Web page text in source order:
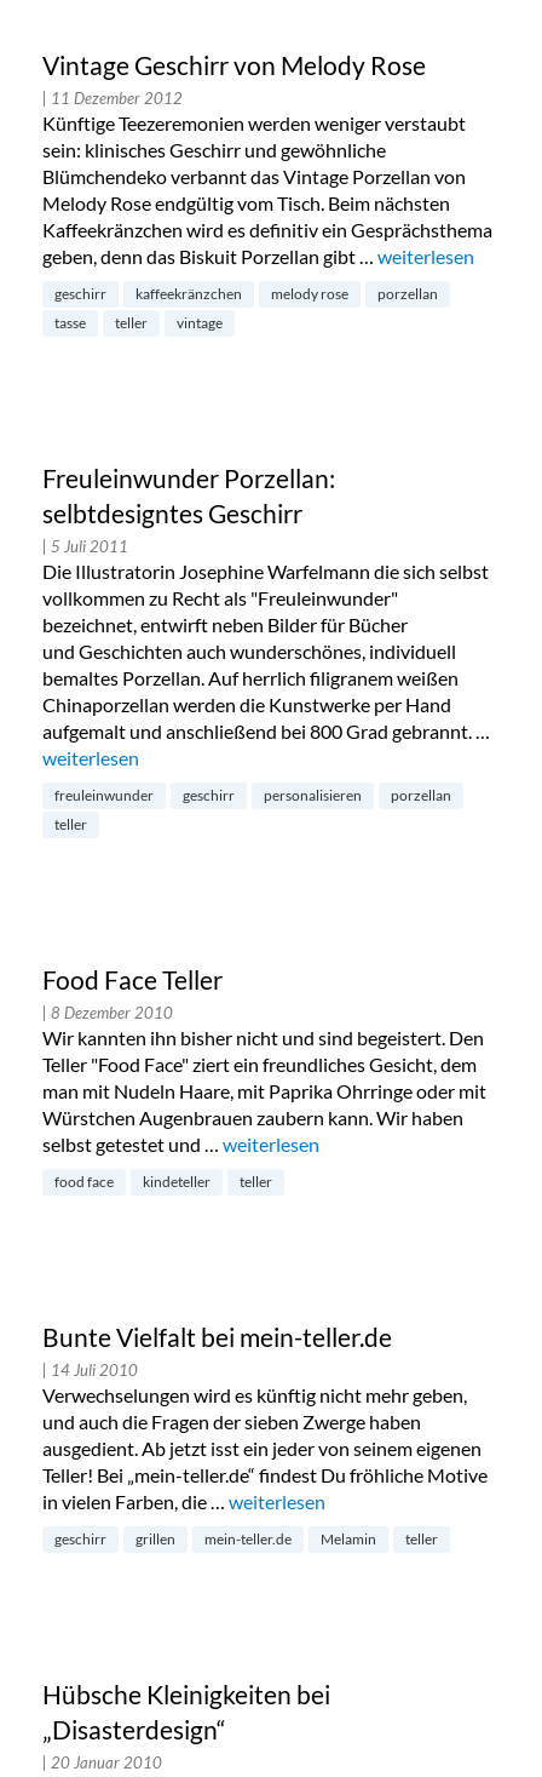
Vintage Geschirr von Melody Rose
| 11 Dezember 2012
Künftige Teezeremonien werden weniger verstaubt
sein: klinisches Geschirr und gewöhnliche
Blümchendeko verbannt das Vintage Porzellan von
Melody Rose endgültig vom Tisch. Beim nächsten
Kaffeekränzchen wird es definitiv ein Gesprächsthema
geben, denn das Biskuit Porzellan gibt … „Vintage Geschirr
weiterlesen
geschirr kaffeekränzchen melody rose
porzellan
tasse
teller vintage
Freuleinwunder Porzellan:
selbtdesigntes Geschirr
| 5 Juli 2011
Die Illustratorin Josephine Warfelmann die sich selbst
vollkommen zu Recht als "Freuleinwunder"
bezeichnet, entwirft neben Bilder für Bücher
und Geschichten auch wunderschönes, individuell
bemaltes Porzellan. Auf herrlich filigranem weißen
Chinaporzellan werden die Kunstwerke per Hand
aufgemalt und anschließend bei 800 Grad gebrannt. …
„Freuleinwunder Porzellan: selbtdesigntes Geschirr“
weiterlesen
freuleinwunder geschirr personalisieren
porzellan
teller
Food Face Teller
| 8 Dezember 2010
Wir kannten ihn bisher nicht und sind begeistert. Den
Teller "Food Face" ziert ein freundliches Gesicht, dem
man mit Nudeln Haare, mit Paprika Ohrringe oder mit
Würstchen Augenbrauen zaubern kann. Wir haben
selbst getestet und … „Food Face Teller“
weiterlesen
food face kindeteller teller
Bunte Vielfalt bei mein-teller.de
| 14 Juli 2010
Verwechselungen wird es künftig nicht mehr geben,
und auch die Fragen der sieben Zwerge haben
ausgedient. Ab jetzt isst ein jeder von seinem eigenen
Teller! Bei „mein-teller.de“ findest Du fröhliche Motive
in vielen Farben, die … „Bunte Vielfalt bei mein-teller.de“
weiterlesen
geschirr grillen mein-teller.de Melamin teller
Hübsche Kleinigkeiten bei
„Disasterdesign“
| 20 Januar 2010